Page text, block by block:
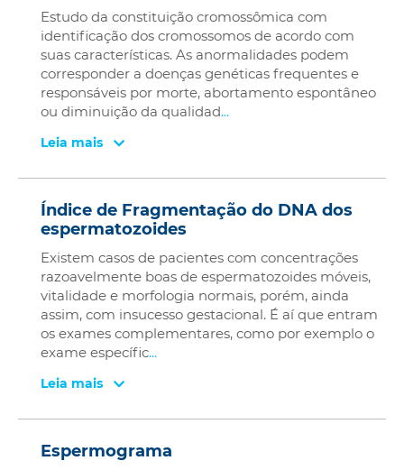
Estudo da constituição cromossômica com
identificação dos cromossomos de acordo com
suas características. As anormalidades podem
corresponder a doenças genéticas frequentes e
responsáveis por morte, abortamento espontâneo
ou diminuição da qualidad...
Leia mais
Índice de Fragmentação do DNA dos
espermatozoides
Existem casos de pacientes com concentrações
razoavelmente boas de espermatozoides móveis,
vitalidade e morfologia normais, porém, ainda
assim, com insucesso gestacional. É aí que entram
os exames complementares, como por exemplo o
exame específic...
Leia mais
Espermograma